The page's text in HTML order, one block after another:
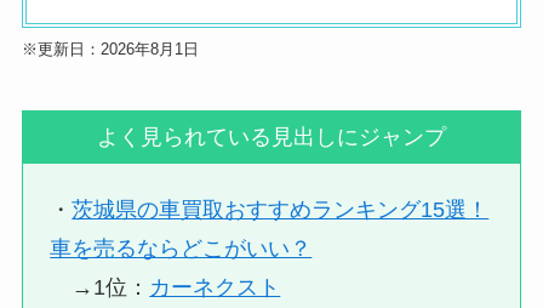
※更新日：2026年8月1日
よく見られている見出しにジャンプ
・茨城県の車買取おすすめランキング15選！
車を売るならどこがいい？
→1位： カーネクスト